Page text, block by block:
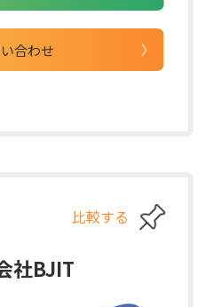
合わせ
比較する
社BJIT